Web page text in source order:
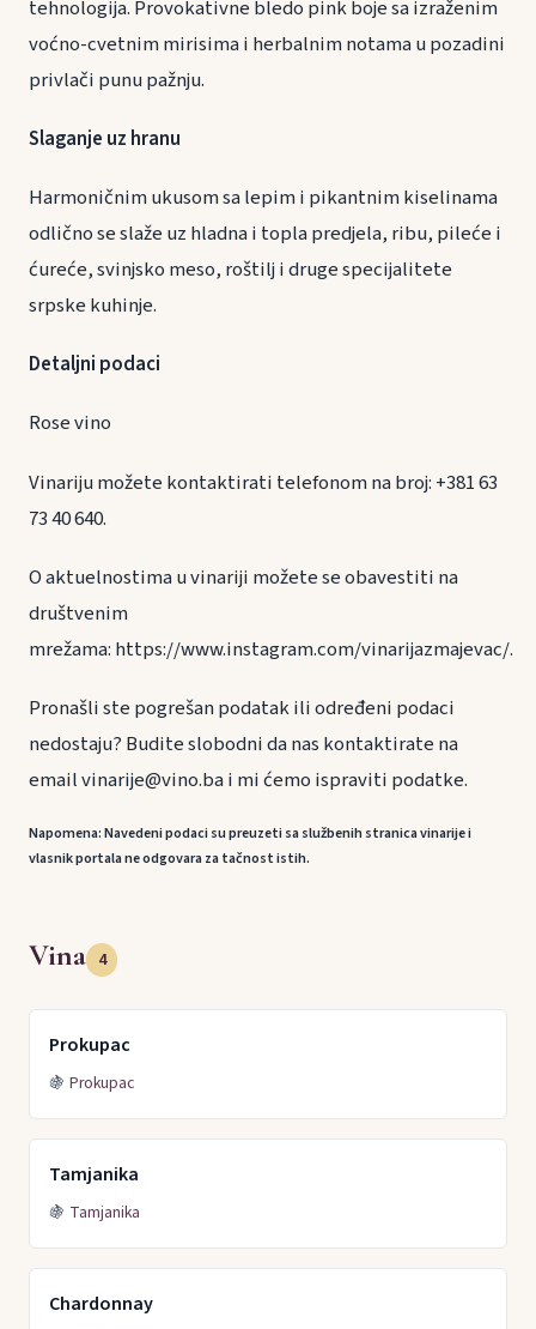
tehnologija. Provokativne bledo pink boje sa izraženim
voćno-cvetnim mirisima i herbalnim notama u pozadini
privlači punu pažnju.
Slaganje uz hranu
Harmoničnim ukusom sa lepim i pikantnim kiselinama
odlično se slaže uz hladna i topla predjela, ribu, pileće i
ćureće, svinjsko meso, roštilj i druge specijalitete
srpske kuhinje.
Detaljni podaci
Rose vino
Vinariju možete kontaktirati telefonom na broj: +381 63
73 40 640.
O aktuelnostima u vinariji možete se obavestiti na
društvenim
mrežama: https://www.instagram.com/vinarijazmajevac/.
Pronašli ste pogrešan podatak ili određeni podaci
nedostaju? Budite slobodni da nas kontaktirate na
email vinarije@vino.ba i mi ćemo ispraviti podatke.
Napomena: Navedeni podaci su preuzeti sa službenih stranica vinarije i
vlasnik portala ne odgovara za tačnost istih.
Vina 4
Prokupac
🍇 Prokupac
Tamjanika
🍇 Tamjanika
Chardonnay